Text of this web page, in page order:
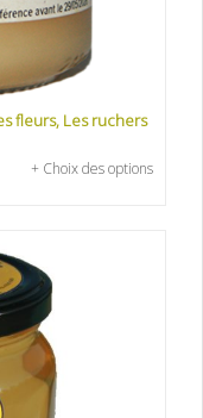
fleurs, Les ruchers
+ Choix des options